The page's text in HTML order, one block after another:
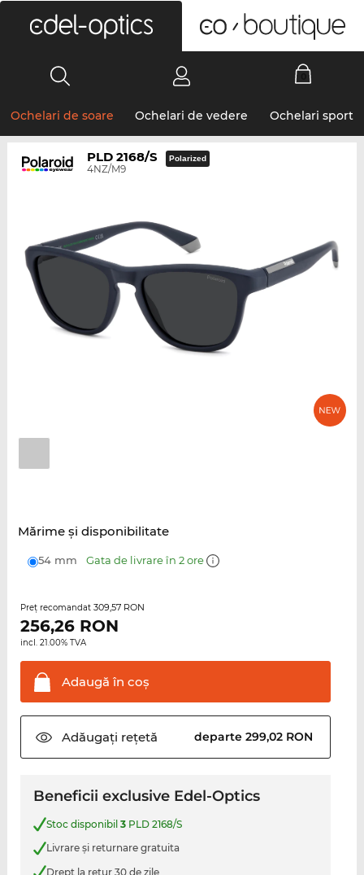
Ochelari de soare Ochelari de vedere Ochelari sport
PLD 2168/S
4NZ/M9
Polarized
Mărime şi disponibilitate
54 mm Gata de livrare în 2 ore
Preţ recomandat 309,57 RON
256,26RON
incl. 21.00% TVA
Adaugă în coş
Adăugați rețetă departe 299,02 RON
Beneficii exclusive Edel-Optics
Stoc disponibil 3PLD 2168/S
Livrare şi returnare gratuita
Drept la retur 30 de zile